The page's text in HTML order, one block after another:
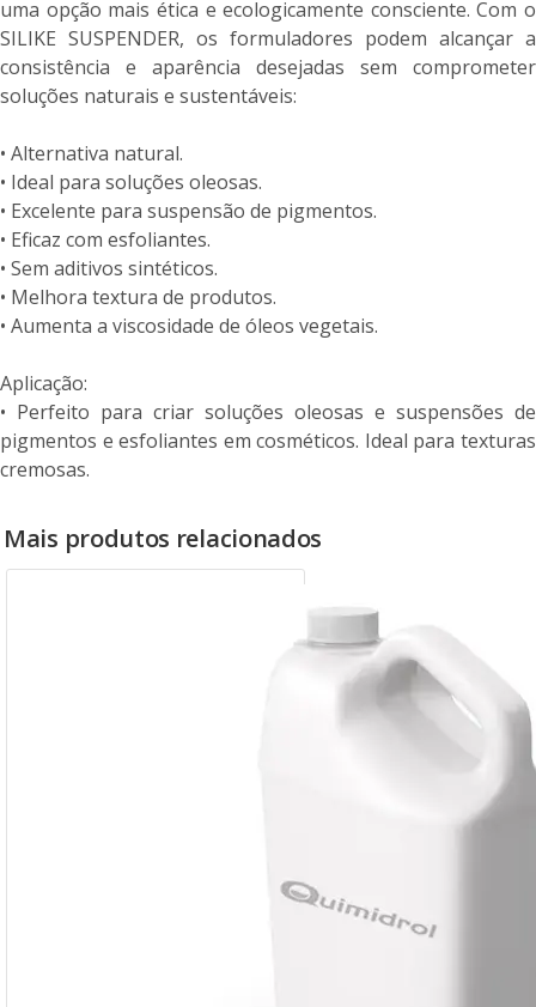
uma opção mais ética e ecologicamente consciente. Com o
SILIKE SUSPENDER, os formuladores podem alcançar a
consistência e aparência desejadas sem comprometer
soluções naturais e sustentáveis:
• Alternativa natural.
• Ideal para soluções oleosas.
• Excelente para suspensão de pigmentos.
• Eficaz com esfoliantes.
• Sem aditivos sintéticos.
• Melhora textura de produtos.
• Aumenta a viscosidade de óleos vegetais.
Aplicação:
• Perfeito para criar soluções oleosas e suspensões de
pigmentos e esfoliantes em cosméticos. Ideal para texturas
cremosas.
Mais produtos relacionados